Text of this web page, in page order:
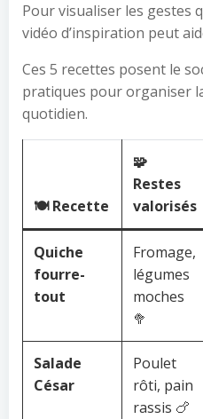
Pour visualiser les gestes
vidéo d’inspiration peut
Ces 5 recettes posent le
pratiques pour organiser
quotidien.
🍽️ Recette
🧩
Restes
valorisés
Quiche
fourre-
tout
Fromage,
légumes
moches
🥦
Salade
César
Poulet
rôti, pain
rassis 🍗